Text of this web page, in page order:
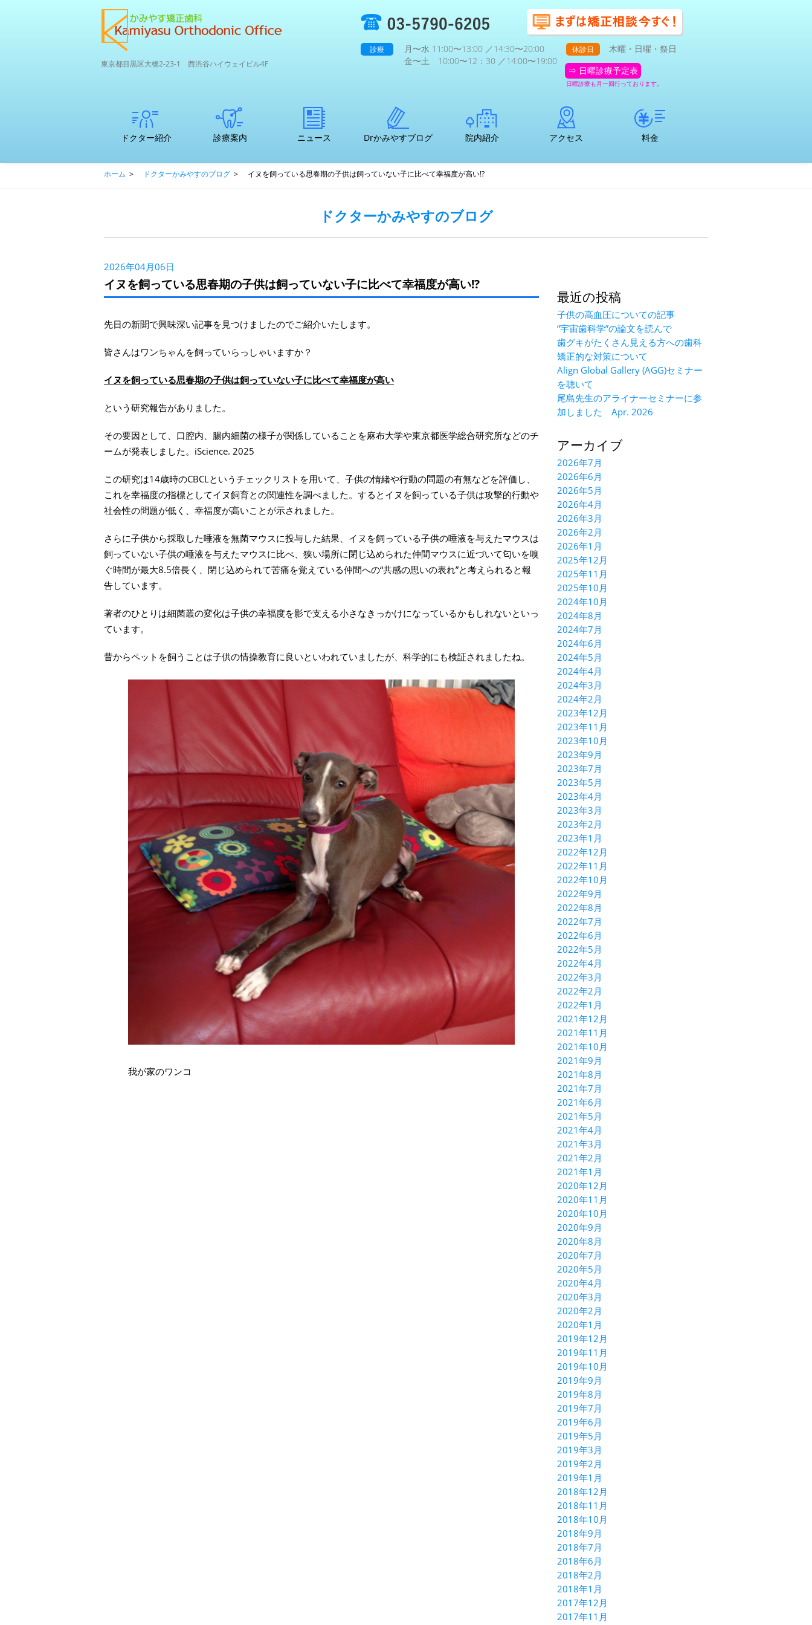
東京都目黒区大橋2-23-1 西渋谷ハイウェイビル4F
診療
月〜水 11:00〜13:00 ／14:30〜20:00
金〜土 10:00〜12：30 ／14:00〜19:00
休診日
木曜・日曜・祭日
⇒ 日曜診療予定表
日曜診療も月一回行っております。
ドクター紹介 診療案内
子どもの歯並び
矯正専門医
初診カウンセリ
支払いについて
中高生～大人の
ここが違う矯正
口腔内3Dスキャ
かみやす矯正歯
ニュース Drかみやすブログ 院内紹介 アクセス 料金
ホーム > ドクターかみやすのブログ > イヌを飼っている思春期の子供は飼っていない子に比べて幸福度が高い!?
ドクターかみやすのブログ
2026年04月06日
イヌを飼っている思春期の子供は飼っていない子に比べて幸福度が高い!?
先日の新聞で興味深い記事を見つけましたのでご紹介いたします。
皆さんはワンちゃんを飼っていらっしゃいますか？
イヌを飼っている思春期の子供は飼っていない子に比べて幸福度が高い
という研究報告がありました。
その要因として、口腔内、腸内細菌の様子が関係していることを麻布大学や東京都医学総合研究所などのチ
ームが発表しました。iScience. 2025
この研究は14歳時のCBCLというチェックリストを用いて、子供の情緒や行動の問題の有無などを評価し、
これを幸福度の指標としてイヌ飼育との関連性を調べました。するとイヌを飼っている子供は攻撃的行動や
社会性の問題が低く、幸福度が高いことが示されました。
さらに子供から採取した唾液を無菌マウスに投与した結果、イヌを飼っている子供の唾液を与えたマウスは
飼っていない子供の唾液を与えたマウスに比べ、狭い場所に閉じ込められた仲間マウスに近づいて匂いを嗅
ぐ時間が最大8.5倍長く、閉じ込められて苦痛を覚えている仲間への“共感の思いの表れ”と考えられると報
告しています。
著者のひとりは細菌叢の変化は子供の幸福度を影で支える小さなきっかけになっているかもしれないといっ
ています。
昔からペットを飼うことは子供の情操教育に良いといわれていましたが、科学的にも検証されましたね。
我が家のワンコ
最近の投稿
子供の高血圧についての記事
“宇宙歯科学”の論文を読んで
歯グキがたくさん見える方への歯科
矯正的な対策について
Align Global Gallery (AGG)セミナー
を聴いて
尾島先生のアライナーセミナーに参
加しました Apr. 2026
アーカイブ
2026年7月
2026年6月
2026年5月
2026年4月
2026年3月
2026年2月
2026年1月
2025年12月
2025年11月
2025年10月
2024年10月
2024年8月
2024年7月
2024年6月
2024年5月
2024年4月
2024年3月
2024年2月
2023年12月
2023年11月
2023年10月
2023年9月
2023年7月
2023年5月
2023年4月
2023年3月
2023年2月
2023年1月
2022年12月
2022年11月
2022年10月
2022年9月
2022年8月
2022年7月
2022年6月
2022年5月
2022年4月
2022年3月
2022年2月
2022年1月
2021年12月
2021年11月
2021年10月
2021年9月
2021年8月
2021年7月
2021年6月
2021年5月
2021年4月
2021年3月
2021年2月
2021年1月
2020年12月
2020年11月
2020年10月
2020年9月
2020年8月
2020年7月
2020年5月
2020年4月
2020年3月
2020年2月
2020年1月
2019年12月
2019年11月
2019年10月
2019年9月
2019年8月
2019年7月
2019年6月
2019年5月
2019年3月
2019年2月
2019年1月
2018年12月
2018年11月
2018年10月
2018年9月
2018年7月
2018年6月
2018年2月
2018年1月
2017年12月
2017年11月